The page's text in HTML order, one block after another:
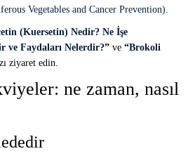
Vegetables and Cancer Prevention).
(Kuersetin) Nedir? Ne İşe
ve Faydaları Nelerdir?” ve “Brokoli
ziyaret edin.
ne zaman, nasıl